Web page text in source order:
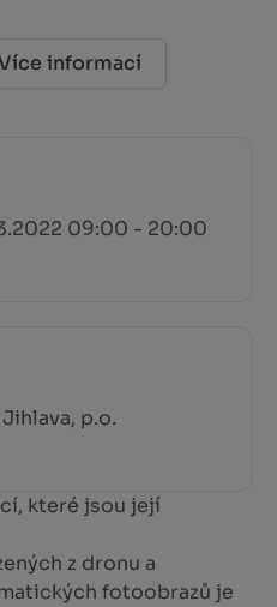
informací
09:00 - 20:00
p.o.
které jsou její
z dronu a
fotoobrazů je